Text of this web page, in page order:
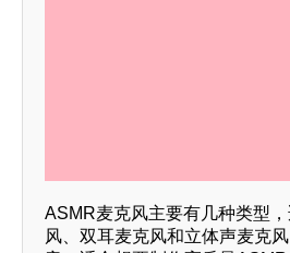
ASMR麦克风主要有几种类型
风、双耳麦克风和立体声麦克